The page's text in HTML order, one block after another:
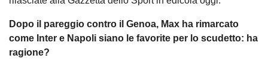
Dopo il pareggio contro il Genoa, Max ha rimarcato
come Inter e Napoli siano le favorite per lo scudetto: ha
ragione?